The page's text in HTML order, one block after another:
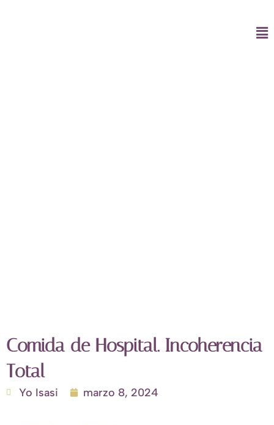
Comida de Hospital. Incoherencia
Total
Yo Isasi marzo 8, 2024